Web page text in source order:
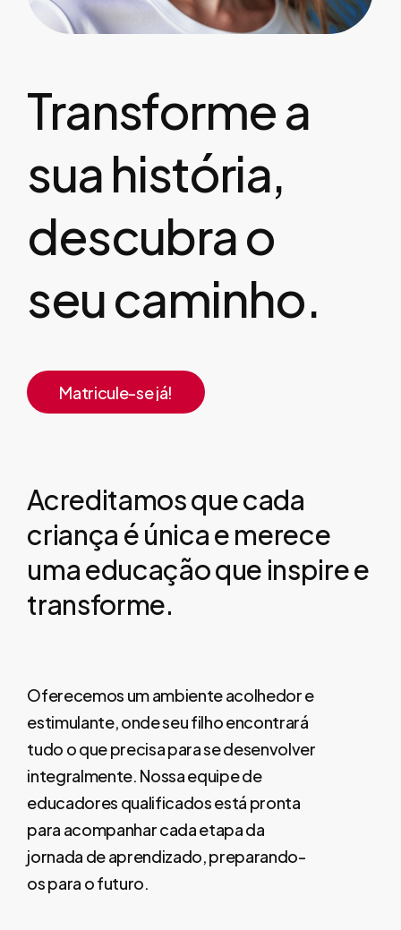
Transformea
suahistória,
descubrao
seucaminho.
Matricule-se já!
Acreditamosquecada
criança éúnicaemerece
umaeducaçãoque inspiree
transforme.
Oferecemos um ambiente acolhedor e
estimulante, onde seu filho encontrará
tudo o que precisa para se desenvolver
integralmente. Nossa equipe de
educadores qualificados está pronta
para acompanhar cada etapa da
jornada de aprendizado, preparando-
os para o futuro.